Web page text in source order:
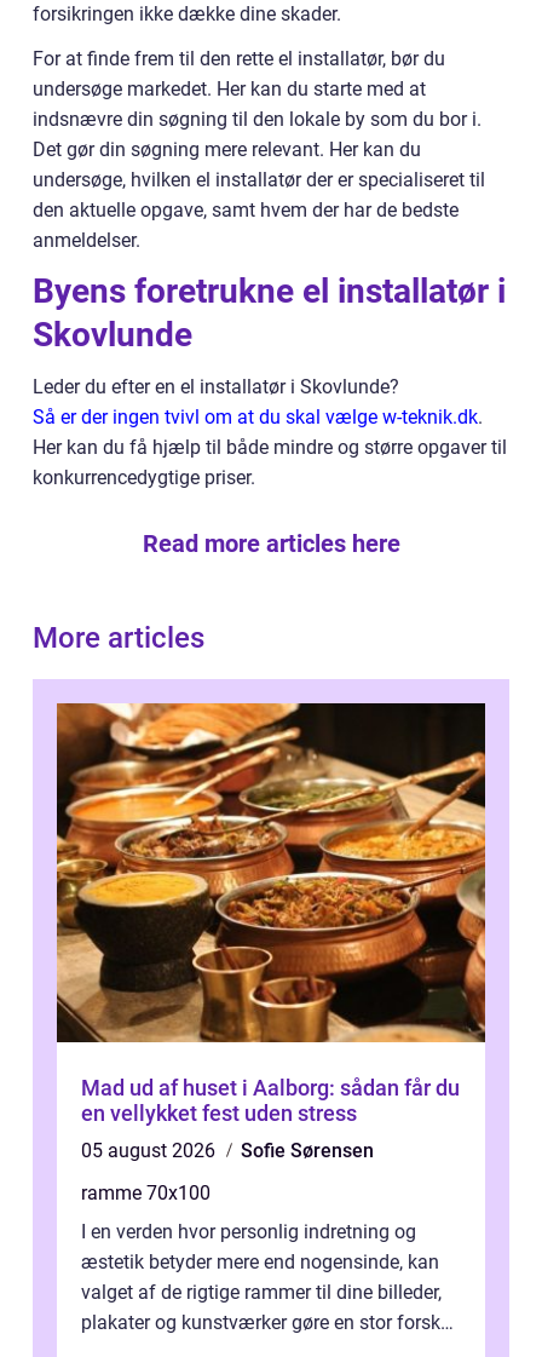
forsikringen ikke dække dine skader.
For at finde frem til den rette el installatør, bør du
undersøge markedet. Her kan du starte med at
indsnævre din søgning til den lokale by som du bor i.
Det gør din søgning mere relevant. Her kan du
undersøge, hvilken el installatør der er specialiseret til
den aktuelle opgave, samt hvem der har de bedste
anmeldelser.
Byens foretrukne el installatør i
Skovlunde
Leder du efter en el installatør i Skovlunde?
Så er der ingen tvivl om at du skal vælge w-teknik.dk.
Her kan du få hjælp til både mindre og større opgaver til
konkurrencedygtige priser.
Read more articles here
More articles
Mad ud af huset i Aalborg: sådan får du
en vellykket fest uden stress
05 august 2026
Sofie Sørensen
ramme 70x100
I en verden hvor personlig indretning og
æstetik betyder mere end nogensinde, kan
valget af de rigtige rammer til dine billeder,
plakater og kunstværker gøre en stor forskel.